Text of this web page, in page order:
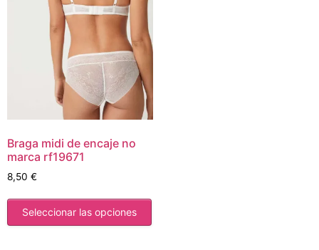
Braga midi de encaje no
marca rf19671
8,50 €
Seleccionar las opciones